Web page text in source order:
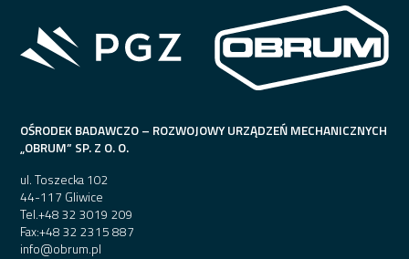
OŚRODEK BADAWCZO – ROZWOJOWY URZĄDZEŃ MECHANICZNYCH
„OBRUM” SP. Z O. O.
ul. Toszecka 102
44-117 Gliwice
Tel.+48 32 3019 209
Fax:+48 32 2315 887
info@obrum.pl